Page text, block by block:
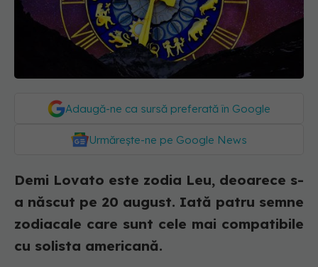
Adaugă-ne ca sursă preferată în Google
Urmărește-ne pe Google News
Demi Lovato este zodia Leu, deoarece s-
a născut pe 20 august. Iată patru semne
zodiacale care sunt cele mai compatibile
cu solista americană.